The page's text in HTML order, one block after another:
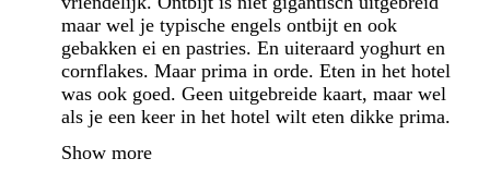
maar wel je typische engels ontbijt en ook
gebakken ei en pastries. En uiteraard yoghurt en
cornflakes. Maar prima in orde. Eten in het hotel
was ook goed. Geen uitgebreide kaart, maar wel
als je een keer in het hotel wilt eten dikke prima.
Show more